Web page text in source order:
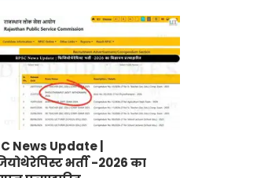
News Update |
भर्ती -2026 का